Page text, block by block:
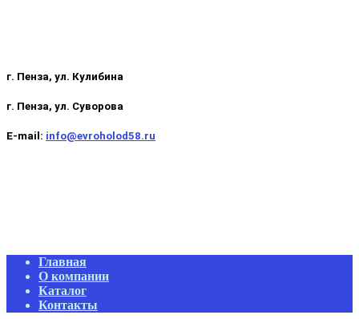
г. Пенза, ул. Кулибина
г. Пенза, ул. Суворова
E-mail: info@evroholod58.ru
Primary
Navigation
Menu
Главная
О компании
Каталог
Контакты